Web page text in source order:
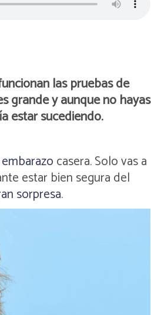
las pruebas de
grande y aunque no hayas
estar sucediendo.
embarazo casera. Solo vas a
estar bien segura del
sorpresa.